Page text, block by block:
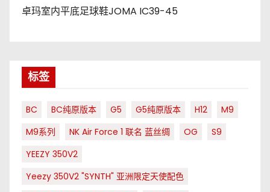
卓玛室内平底足球鞋JOMA IC39-45
标签
BC BC纯原版本 G5 G5纯原版本 H12
M9
M9系列
NK Air Force 1 联名 蓝丝绸 OG
S9
YEEZY 350V2
Yeezy 350V2 "SYNTH" 亚洲限定天使配色